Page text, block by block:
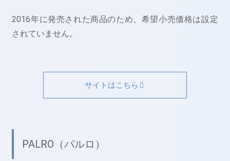
2016年に発売された商品のため、希望小売価格は設定
されていません。
サイトはこちら
PALRO（パルロ）